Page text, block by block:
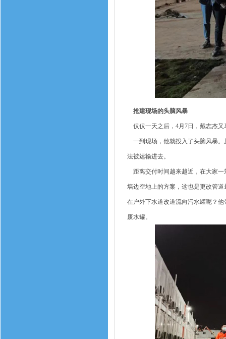
抢建现场的头脑风暴
仅仅一天之后，4月7日，戴志杰又
一到现场，他就投入了头脑风暴。
法被运输进去。
距离交付时间越来越近，在大家一
墙边空地上的方案，这也是更改管
在户外下水道改道流向污水罐呢？
废水罐。